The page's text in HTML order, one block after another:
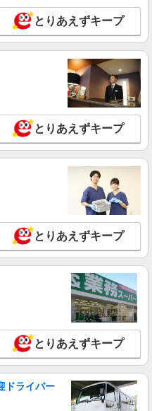
とりあえずキープ
とりあえずキープ
とりあえずキープ
とりあえずキープ
ドライバー